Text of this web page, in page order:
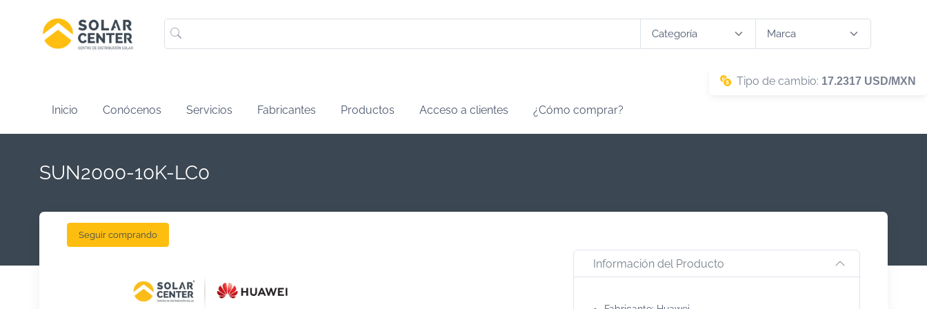
Tipo de cambio: 17.2317 USD/MXN
Inicio Conócenos Servicios Fabricantes Productos Acceso a clientes ¿Cómo comprar?
SUN2000-10K-LC0
Seguir comprando
Información del Producto